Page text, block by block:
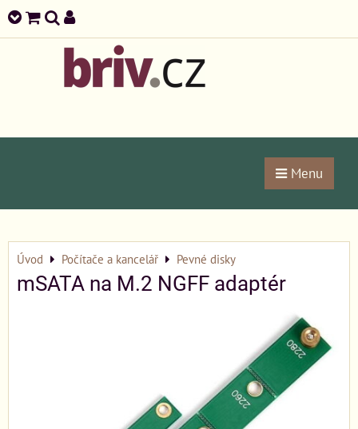
Menu
Úvod Počítače a kancelář Pevné disky
mSATA na M.2 NGFF adaptér